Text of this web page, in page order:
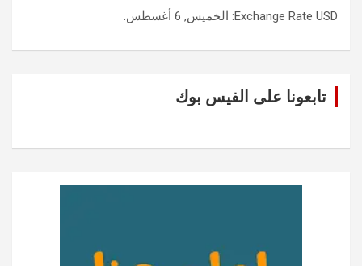
Exchange Rate USD : الخميس, 6 أغسطس.
تابعونا على الفيس بوك